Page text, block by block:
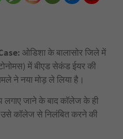
ओडिशा के बालासोर जिले में
में बीएड सेकंड ईयर की
ने नया मोड़ ले लिया है।
लगाए जाने के बाद कॉलेज के ही
कॉलेज से निलंबित करने की